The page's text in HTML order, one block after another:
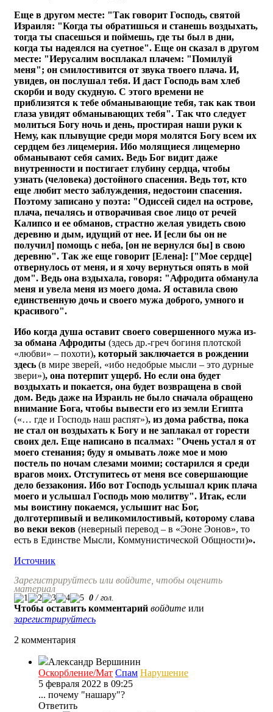
Еще в другом месте: "Так говорит Господь, святой
Израиля: "Когда ты обратишься и станешь воздыхать,
тогда ты спасешься и поймешь, где ты был в дни,
когда ты надеялся на суетное". Еще он сказал в другом
месте: "Иерусалим восплакал плачем: "Помилуй
меня"; он смилостивится от звука твоего плача. И,
увидев, он послушал тебя. И даст Господь вам хлеб
скорби и воду скудную. С этого времени не
приблизятся к тебе обманывающие тебя, так как твои
глаза увидят обманывающих тебя". Так что следует
молиться Богу ночь и день, простирая наши руки к
Нему, как плывущие среди моря молятся Богу всем их
сердцем без лицемерия. Ибо молящиеся лицемерно
обманывают себя самих. Ведь Бог видит даже
внутренности и постигает глубину сердца, чтобы
узнать (человека) достойного спасения. Ведь тот, кто
еще любит место заблуждения, недостоин спасения.
Поэтому записано у поэта: "Одиссей сидел на острове,
плача, печалясь и отворачивая свое лицо от речей
Калипсо и ее обманов, страстно желая увидеть свою
деревню и дым, идущий от нее. И [если бы он не
получил] помощь с неба, [он не вернулся бы] в свою
деревню". Так же еще говорит [Елена]: ["Мое сердце]
отвернулось от меня, и я хочу вернуться опять в мой
дом". Ведь она вздыхала, говоря: "Афродита обманула
меня и увела меня из моего дома. Я оставила свою
единственную дочь и своего мужа доброго, умного и
красивого".
Ибо когда душа оставит своего совершенного мужа из-
за обмана Афродиты (здесь др.-греч богиня плотской
«любви» – похоти), который заключается в рождении
здесь (в мире зверей, «ибо недобрые мысли – это дурные
звери»), она потерпит ущерб. Но если она будет
воздыхать и покается, она будет возвращена в свой
дом. Ведь даже на Израиль не было сначала обращено
внимание Бога, чтобы вывести его из земли Египта
(«… где и Господь наш распят»), из дома рабства, пока
не стал он воздыхать к Богу и не заплакал от горести
своих дел. Еще написано в псалмах: "Очень устал я от
моего стенания; буду я омывать ложе мое и мою
постель по ночам слезами моими; состарился я среди
врагов моих. Отступитесь от меня все совершающие
дело беззакония. Ибо вот Господь услышал крик плача
моего и услышал Господь мою молитву". Итак, если
мы воистину покаемся, услышит нас Бог,
долготерпивый и великомилостивый, которому слава
во веки веков (неверный перевод – в «Эоне Эонов», то
есть в Единстве Мысли, Коммунистической Общности)».
Источник
Зарегистрируйтесь или войдите, чтобы оценить
материал
0 / гол.
Чтобы оставить комментарий войдите или
зарегистрируйтесь
2 комментария
Александр Вершинин
Оскорбление/Мат Спам Нарушение
5 февраля 2022 в 09:25
... почему "нашару"?
Ответить